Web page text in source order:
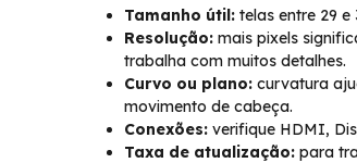
Tamanho útil: telas entre 29
Resolução: mais pixels
trabalha com muitos detalhes.
Curvo ou plano: curvatura
movimento de cabeça.
Conexões: verifique HDMI,
Taxa de atualização: para